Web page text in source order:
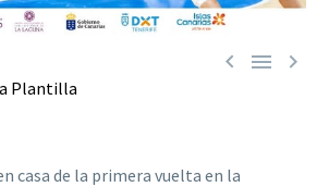
  
Plantilla
casa de la primera vuelta en la